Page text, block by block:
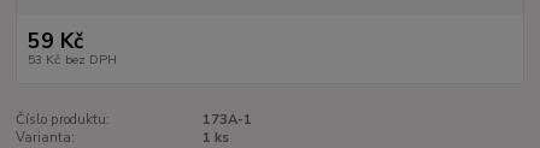
59 Kč
53 Kč bez DPH
Číslo produktu:
173A-1
Varianta:
1 ks